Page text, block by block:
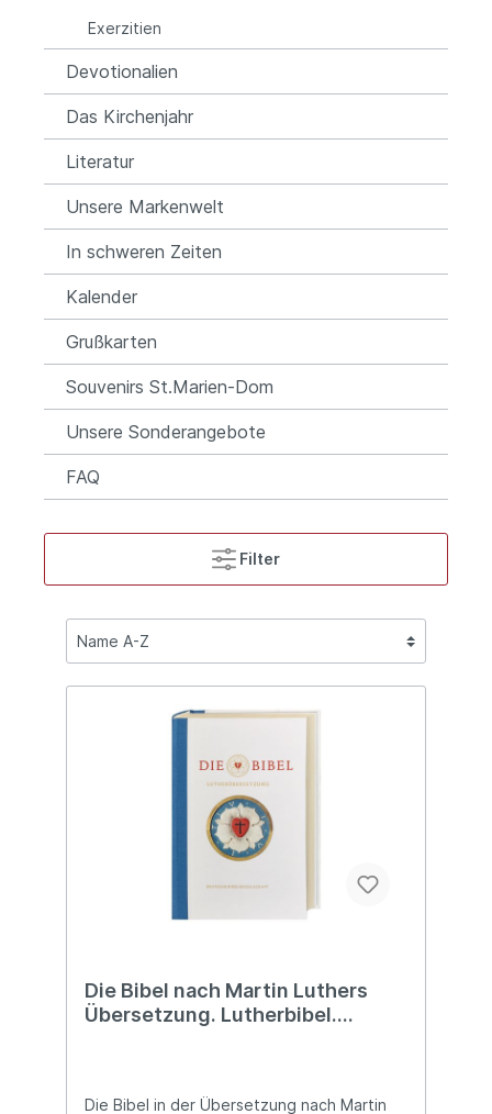
Exerzitien
Devotionalien
Das Kirchenjahr
Literatur
Unsere Markenwelt
In schweren Zeiten
Kalender
Grußkarten
Souvenirs St.Marien-Dom
Unsere Sonderangebote
FAQ
Filter
Die Bibel nach Martin Luthers
Übersetzung. Lutherbibel.
Die Bibel in der Übersetzung nach Martin